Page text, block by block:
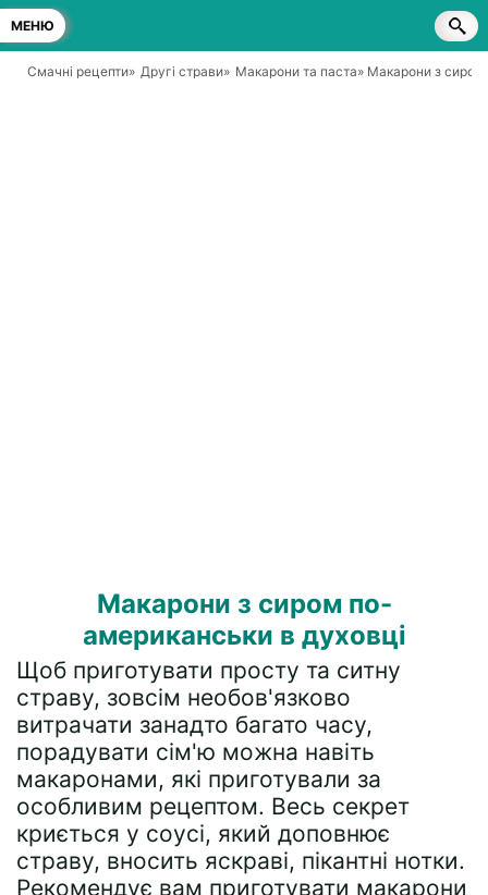
МЕНЮ
Смачні рецепти» Другі страви» Макарони та паста» Макарони з
Макарони з сиром по-
американськи в духовці
Щоб приготувати просту та ситну
страву, зовсім необов'язково
витрачати занадто багато часу,
порадувати сім'ю можна навіть
макаронами, які приготували за
особливим рецептом. Весь секрет
криється у соусі, який доповнює
страву, вносить яскраві, пікантні нотки.
Рекомендує вам приготувати макарони